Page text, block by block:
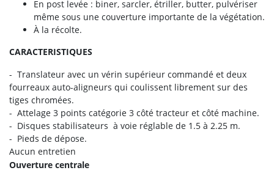
En post levée : biner, sarcler, étriller, butter, pulvériser
même sous une couverture importante de la végétation.
À la récolte.
CARACTERISTIQUES
- Translateur avec un vérin supérieur commandé et deux
fourreaux auto-aligneurs qui coulissent librement sur des
tiges chromées.
- Attelage 3 points catégorie 3 côté tracteur et côté machine.
- Disques stabilisateurs à voie réglable de 1.5 à 2.25 m.
- Pieds de dépose.
Aucun entretien
Ouverture centrale